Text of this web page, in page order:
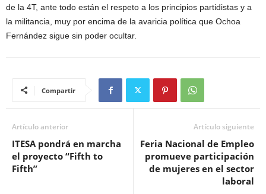
de la 4T, ante todo están el respeto a los principios partidistas y a
la militancia, muy por encima de la avaricia política que Ochoa
Fernández sigue sin poder ocultar.
Compartir
Artículo anterior
ITESA pondrá en marcha
el proyecto “Fifth to
Fifth”
Artículo siguiente
Feria Nacional de Empleo
promueve participación
de mujeres en el sector
laboral